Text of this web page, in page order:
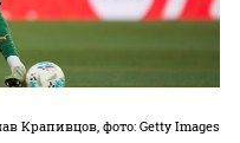
Крапивцов, фото: Getty Images